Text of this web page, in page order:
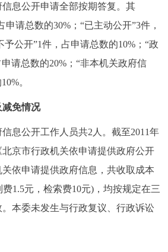
息公开申请全部按期答复。其
申请总数的30%；“已主动公开”3件，
予公开”1件，占申请总数的10%；“政
请总数的20%；“非本机关政府信
。
免情况
公开工作人员共2人。截至2011年
京市行政机关依申请提供政府公开
依申请提供政府信息，共收取成本
1.5元，检索费10元)，均按规定在三
本委未发生与行政复议、行政诉讼